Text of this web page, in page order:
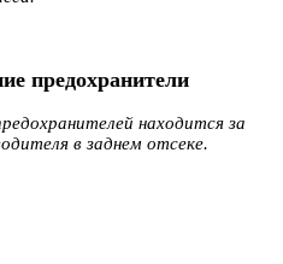
предохранители
находится за
в заднем отсеке.